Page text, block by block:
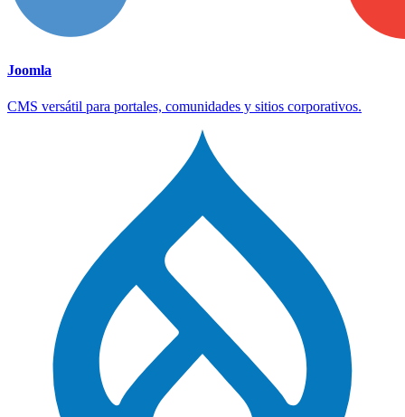
Joomla
CMS versátil para portales, comunidades y sitios corporativos.